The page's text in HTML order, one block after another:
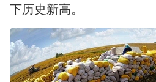
下历史新高。